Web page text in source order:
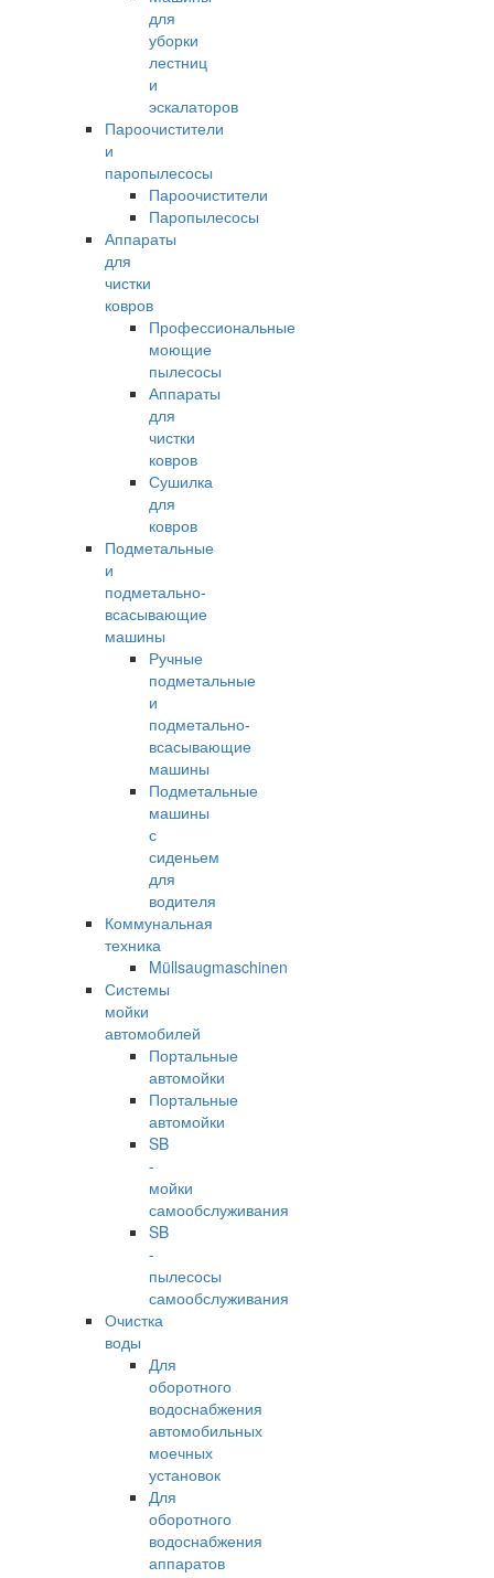
для
уборки
лестниц
и
эскалаторов
Пароочистители
и
паропылесосы
Пароочистители
Паропылесосы
Аппараты
для
чистки
ковров
Профессиональные
моющие
пылесосы
Аппараты
для
чистки
ковров
Сушилка
для
ковров
Подметальные
и
подметально-
всасывающие
машины
Ручные
подметальные
и
подметально-
всасывающие
машины
Подметальные
машины
с
сиденьем
для
водителя
Коммунальная
техника
Müllsaugmaschinen
Системы
мойки
автомобилей
Портальные
автомойки
Портальные
автомойки
SB
-
мойки
самообслуживания
SB
-
пылесосы
самообслуживания
Очистка
воды
Для
оборотного
водоснабжения
автомобильных
моечных
установок
Для
оборотного
водоснабжения
аппаратов